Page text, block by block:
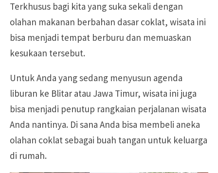
Terkhusus bagi kita yang suka sekali dengan
olahan makanan berbahan dasar coklat, wisata ini
bisa menjadi tempat berburu dan memuaskan
kesukaan tersebut.
Untuk Anda yang sedang menyusun agenda
liburan ke Blitar atau Jawa Timur, wisata ini juga
bisa menjadi penutup rangkaian perjalanan wisata
Anda nantinya. Di sana Anda bisa membeli aneka
olahan coklat sebagai buah tangan untuk keluarga
di rumah.